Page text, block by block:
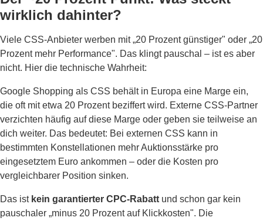
wirklich dahinter?
Viele CSS-Anbieter werben mit „20 Prozent günstiger" oder „20
Prozent mehr Performance". Das klingt pauschal – ist es aber
nicht. Hier die technische Wahrheit:
Google Shopping als CSS behält in Europa eine Marge ein,
die oft mit etwa 20 Prozent beziffert wird. Externe CSS-Partner
verzichten häufig auf diese Marge oder geben sie teilweise an
dich weiter. Das bedeutet: Bei externen CSS kann in
bestimmten Konstellationen mehr Auktionsstärke pro
eingesetztem Euro ankommen – oder die Kosten pro
vergleichbarer Position sinken.
Das ist kein garantierter CPC-Rabatt und schon gar kein
pauschaler „minus 20 Prozent auf Klickkosten". Die